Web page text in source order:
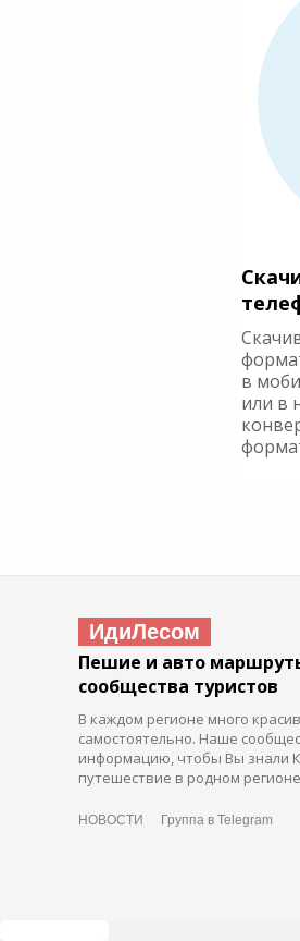
в
или в
ИдиЛесом
Пешие и авто
сообщества туристов
В каждом регионе много
самостоятельно. Наше
информацию, чтобы Вы знали
путешествие в родном
НОВОСТИ Группа в Telegram